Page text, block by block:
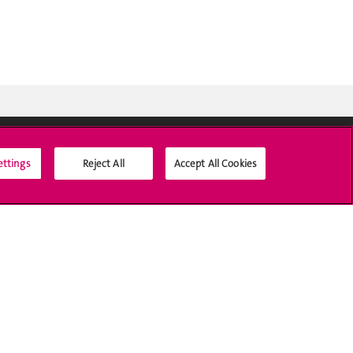
Médias sociaux UNIGE
Reject All Accept All Cookies